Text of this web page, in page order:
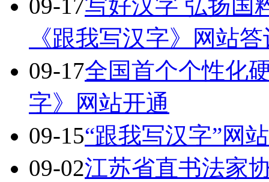
09-17写好汉字 弘扬
《跟我写汉字》网站
09-17全国首个个性化
字》网站开通
09-15“跟我写汉字”网
09-02江苏省直书法家